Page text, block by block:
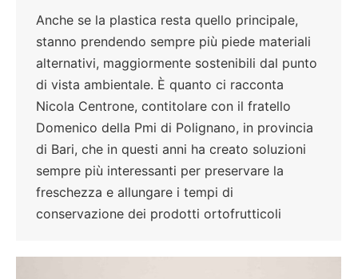
Anche se la plastica resta quello principale,
stanno prendendo sempre più piede materiali
alternativi, maggiormente sostenibili dal punto
di vista ambientale. È quanto ci racconta
Nicola Centrone, contitolare con il fratello
Domenico della Pmi di Polignano, in provincia
di Bari, che in questi anni ha creato soluzioni
sempre più interessanti per preservare la
freschezza e allungare i tempi di
conservazione dei prodotti ortofrutticoli